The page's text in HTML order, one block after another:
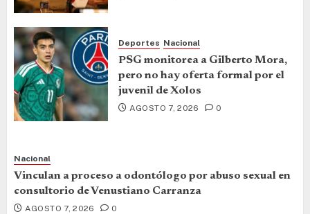
Deportes Nacional
PSG monitorea a Gilberto Mora,
pero no hay oferta formal por el
juvenil de Xolos
AGOSTO 7, 2026 0
Nacional
Vinculan a proceso a odontólogo por abuso sexual en
consultorio de Venustiano Carranza
AGOSTO 7, 2026 0